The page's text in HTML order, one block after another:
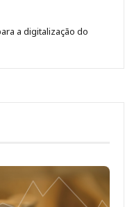
a digitalização do